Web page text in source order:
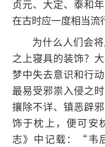
贞元、大定、泰和
在古时应一度相当流
为什么人们会
之上寝具的装饰？
梦中失去意识和行
最易受邪祟入侵之
攘除不详、镇恶辟
饰于枕上，便可
志》中记载：“韦